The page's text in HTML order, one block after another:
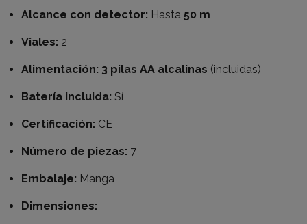
Alcance con detector: Hasta50 m
Viales: 2
Alimentación: 3 pilas AA alcalinas (incluidas)
Batería incluida: Sí
Certificación: CE
Número de piezas: 7
Embalaje: Manga
Dimensiones: